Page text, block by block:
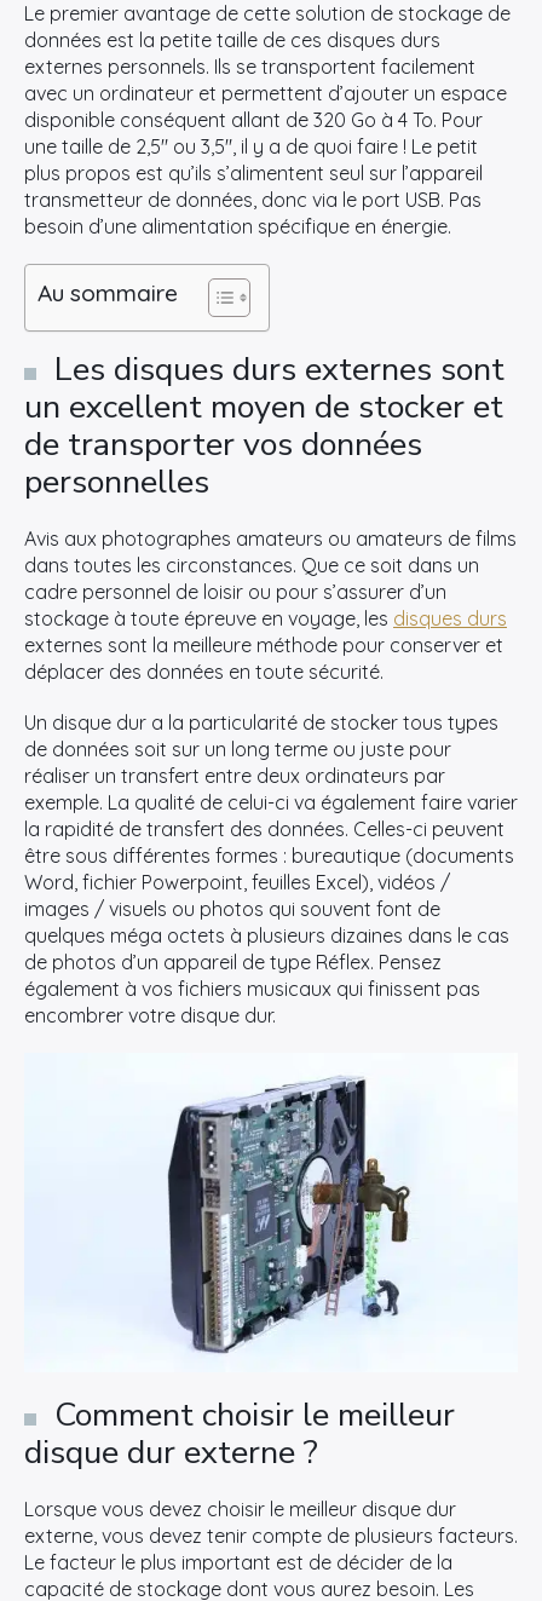
Le premier avantage de cette solution de stockage de
données est la petite taille de ces disques durs
externes personnels. Ils se transportent facilement
avec un ordinateur et permettent d’ajouter un espace
disponible conséquent allant de 320 Go à 4 To. Pour
une taille de 2,5″ ou 3,5″, il y a de quoi faire ! Le petit
plus propos est qu’ils s’alimentent seul sur l’appareil
transmetteur de données, donc via le port USB. Pas
besoin d’une alimentation spécifique en énergie.
Au sommaire
Les disques durs externes sont
un excellent moyen de stocker et
de transporter vos données
personnelles
Avis aux photographes amateurs ou amateurs de films
dans toutes les circonstances. Que ce soit dans un
cadre personnel de loisir ou pour s’assurer d’un
stockage à toute épreuve en voyage, les disques durs
externes sont la meilleure méthode pour conserver et
déplacer des données en toute sécurité.
Un disque dur a la particularité de stocker tous types
de données soit sur un long terme ou juste pour
réaliser un transfert entre deux ordinateurs par
exemple. La qualité de celui-ci va également faire varier
la rapidité de transfert des données. Celles-ci peuvent
être sous différentes formes : bureautique (documents
Word, fichier Powerpoint, feuilles Excel), vidéos /
images / visuels ou photos qui souvent font de
quelques méga octets à plusieurs dizaines dans le cas
de photos d’un appareil de type Réflex. Pensez
également à vos fichiers musicaux qui finissent pas
encombrer votre disque dur.
Comment choisir le meilleur
disque dur externe ?
Lorsque vous devez choisir le meilleur disque dur
externe, vous devez tenir compte de plusieurs facteurs.
Le facteur le plus important est de décider de la
capacité de stockage dont vous aurez besoin. Les